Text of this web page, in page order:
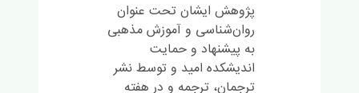
پژوهش ایشان تحت عنوان
روان‌شناسی و آموزش مذهبی
به پیشنهاد و حمایت
اندیشکده امید و توسط نشر
ترجمان، ترجمه و در هفته